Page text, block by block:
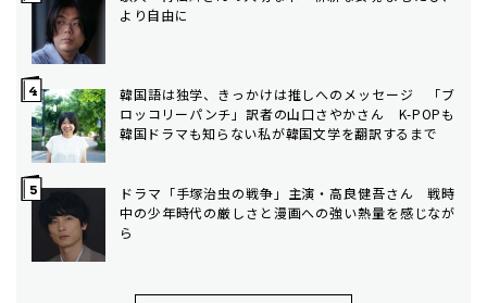
より自由に
韓国語は独学、きっかけは推しへのメッセージ 「ブ
ロッコリーパンチ」訳者の山口さやかさん K-POPも
韓国ドラマも知らない私が韓国文学を翻訳するまで
ドラマ「手塚治虫の戦争」主演・高良健吾さん 戦時
中の少年時代の厳しさと漫画への強い熱量を感じなが
ら